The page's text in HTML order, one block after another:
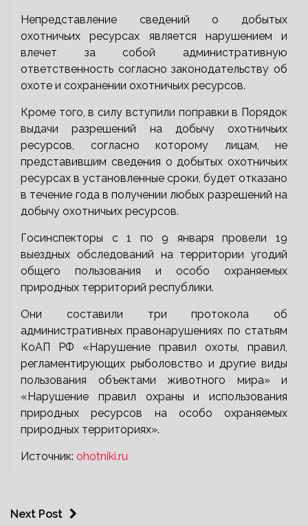
Непредставление сведений о добытых
охотничьих ресурсах является нарушением и
влечет за собой административную
ответственность согласно законодательству об
охоте и сохранении охотничьих ресурсов.
Кроме того, в силу вступили поправки в Порядок
выдачи разрешений на добычу охотничьих
ресурсов, согласно которому лицам, не
представившим сведения о добытых охотничьих
ресурсах в установленные сроки, будет отказано
в течение года в получении любых разрешений на
добычу охотничьих ресурсов.
Госинспекторы с 1 по 9 января провели 19
выездных обследований на территории угодий
общего пользования и особо охраняемых
природных территорий республики.
Они составили три протокола об
административных правонарушениях по статьям
КоАП РФ «Нарушение правил охоты, правил,
регламентирующих рыболовство и другие виды
пользования объектами животного мира» и
«Нарушение правил охраны и использования
природных ресурсов на особо охраняемых
природных территориях».
Источник: ohotniki.ru
Next Post